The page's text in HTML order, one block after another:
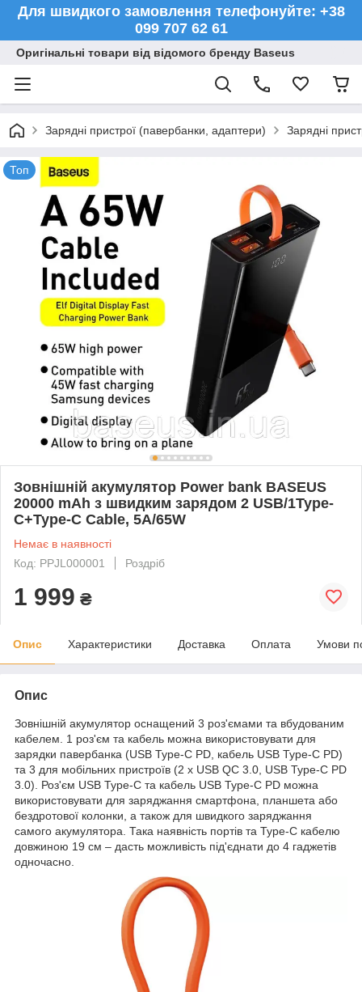
Для швидкого замовлення телефонуйте: +38
099 707 62 61
Оригінальні товари від відомого бренду Baseus
Зарядні пристрої (павербанки, адаптери) Зарядні
Топ
Зовнішній акумулятор Power bank BASEUS
20000 mAh з швидким зарядом 2 USB/1Type-
C+Type-C Cable, 5A/65W
Немає в наявності
Код: PPJL000001
Роздріб
1 999 ₴
Опис Характеристики Доставка Оплата Умови
Опис
Зовнішній акумулятор оснащений 3 роз'ємами та вбудованим
кабелем. 1 роз'єм та кабель можна використовувати для
зарядки павербанка (USB Type-C PD, кабель USB Type-C PD)
та 3 для мобільних пристроїв (2 х USB QC 3.0, USB Type-C PD
3.0). Роз'єм USB Type-C та кабель USB Type-C PD можна
використовувати для заряджання смартфона, планшета або
бездротової колонки, а також для швидкого заряджання
самого акумулятора. Така наявність портів та Type-C кабелю
довжиною 19 см – дасть можливість під'єднати до 4 гаджетів
одночасно.